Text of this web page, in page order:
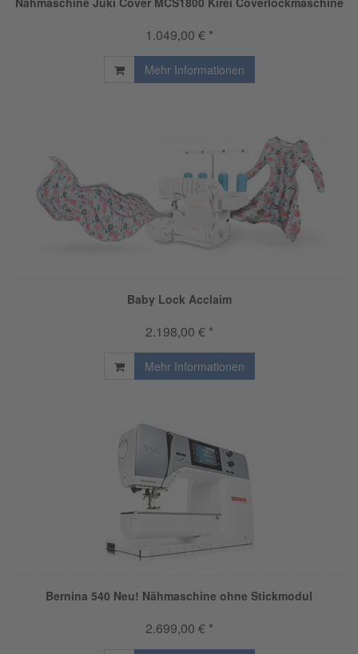
1.049,00 € *
Mehr Informationen
Baby Lock Acclaim
2.198,00 € *
Mehr Informationen
Bernina 540 Neu! Nähmaschine ohne Stickmodul
2.699,00 € *